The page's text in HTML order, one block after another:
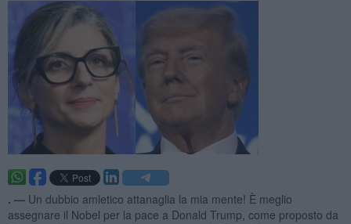
. — Un dubbio amletico attanaglia la mia mente! È meglio
assegnare il Nobel per la pace a Donald Trump, come proposto da